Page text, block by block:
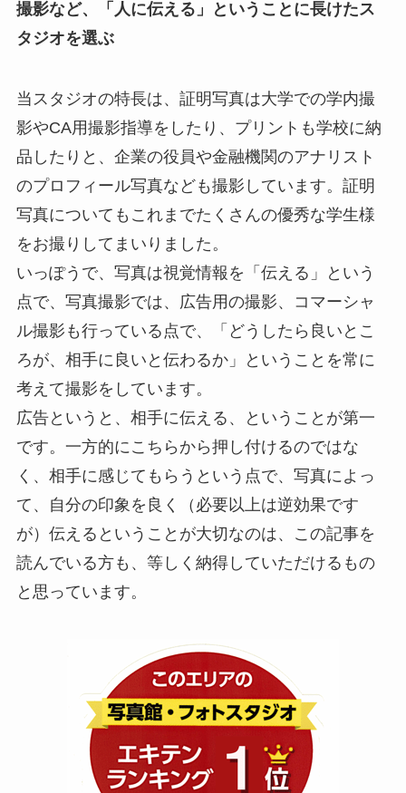
撮影など、「人に伝える」ということに長けたス
タジオを選ぶ
当スタジオの特長は、証明写真は大学での学内撮
影やCA用撮影指導をしたり、プリントも学校に納
品したりと、企業の役員や金融機関のアナリスト
のプロフィール写真なども撮影しています。証明
写真についてもこれまでたくさんの優秀な学生様
をお撮りしてまいりました。
いっぽうで、写真は視覚情報を「伝える」という
点で、写真撮影では、広告用の撮影、コマーシャ
ル撮影も行っている点で、「どうしたら良いとこ
ろが、相手に良いと伝わるか」ということを常に
考えて撮影をしています。
広告というと、相手に伝える、ということが第一
です。一方的にこちらから押し付けるのではな
く、相手に感じてもらうという点で、写真によっ
て、自分の印象を良く（必要以上は逆効果です
が）伝えるということが大切なのは、この記事を
読んでいる方も、等しく納得していただけるもの
と思っています。